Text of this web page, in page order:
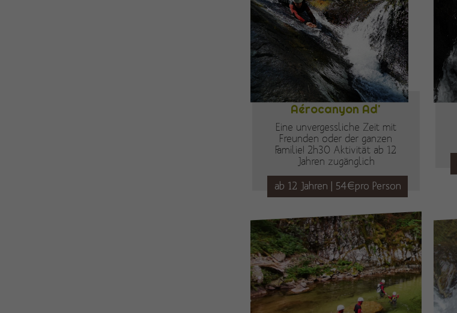
Aérocanyon Ad'
Eine unvergessliche Zeit mit
Freunden oder der ganzen
Familie! 2h30 Aktivität ab 12
Jahren zugänglich
ab 12 Jahren | 54€pro Person